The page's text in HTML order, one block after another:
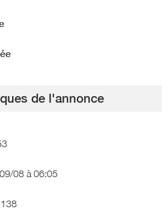
de l'annonce
08 à 06:05